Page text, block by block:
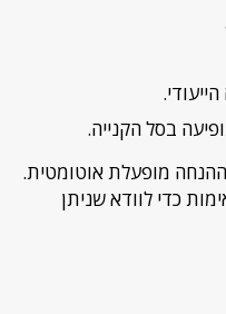
בסל הקנייה.
מופעלת אוטומטית.
כדי לוודא שניתן